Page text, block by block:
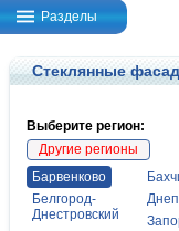
Разделы
Стеклянные
Выберите регион:
Другие регионы
Барвенково
Белгород-
Днестровский